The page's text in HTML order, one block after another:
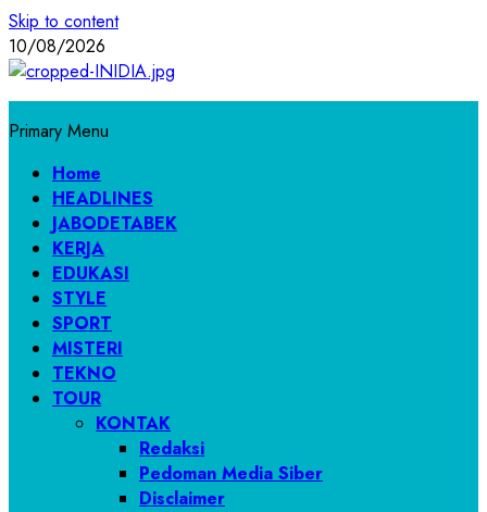
Skip to content
10/08/2026
Primary Menu
Home
HEADLINES
JABODETABEK
KERJA
EDUKASI
STYLE
SPORT
MISTERI
TEKNO
TOUR
KONTAK
Redaksi
Pedoman Media Siber
Disclaimer